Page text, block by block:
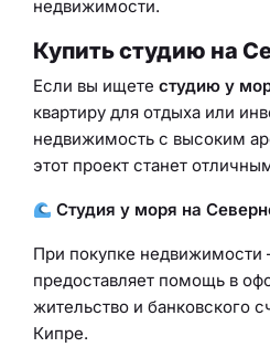
недвижимости.
Купить студию на
Если вы ищете студию у
квартиру для отдыха или
недвижимость с высоким
этот проект станет
Студия у моря на
При покупке недвижимости
предоставляет помощь в
жительство и банковского
Кипре.